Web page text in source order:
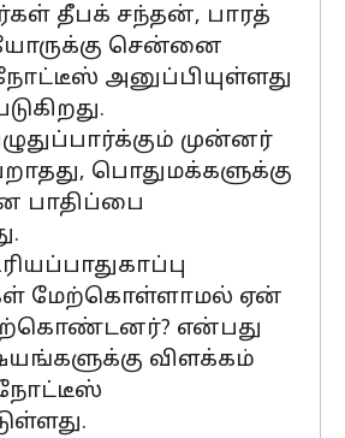
தீபக் சந்தன், பாரத்
சென்னை
அனுப்பியுள்ளது
முன்னர்
பொதுமக்களுக்கு
பாதிப்பை
மேற்கொள்ளாமல் ஏன்
என்பது
விளக்கம்
நோட்டீஸ்